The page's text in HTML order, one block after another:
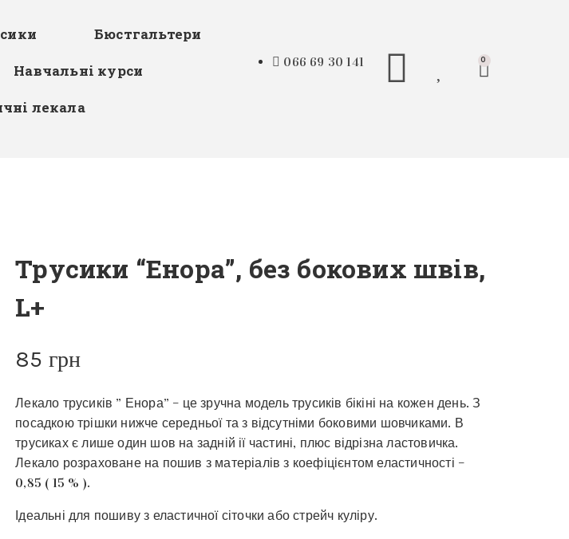
Бюстгальтери
Навчальні курси
лекала
066 69 30 141 0
Трусики “Енора”, без бокових швів,
L+
85 грн
Лекало трусиків ” Енора” – це зручна модель трусиків бікіні на кожен день. З
посадкою трішки нижче середньої та з відсутніми боковими шовчиками. В
трусиках є лише один шов на задній ії частині, плюс відрізна ластовичка.
Лекало розраховане на пошив з матеріалів з коефіцієнтом еластичності –
0,85 ( 15 % ).
Ідеальні для пошиву з еластичної сіточки або стрейч куліру.